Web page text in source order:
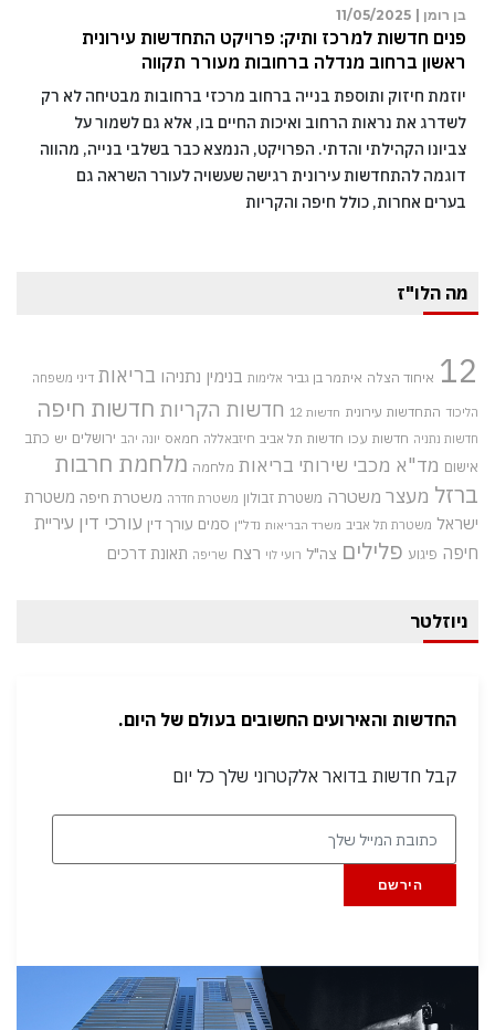
בן רומן | 11/05/2025
פנים חדשות למרכז ותיק: פרויקט התחדשות עירונית
ראשון ברחוב מנדלה ברחובות מעורר תקווה
יוזמת חיזוק ותוספת בנייה ברחוב מרכזי ברחובות מבטיחה לא רק
לשדרג את נראות הרחוב ואיכות החיים בו, אלא גם לשמור על
צביונו הקהילתי והדתי. הפרויקט, הנמצא כבר בשלבי בנייה, מהווה
דוגמה להתחדשות עירונית רגישה שעשויה לעורר השראה גם
בערים אחרות, כולל חיפה והקריות
מה הלו"ז
12 איחוד הצלה איתמר בן גביר אלימות בנימין נתניהו בריאות דיני משפחה
הליכוד התחדשות עירונית חדשות 12 חדשות הקריות חדשות חיפה
חדשות נתניה חדשות עכו חדשות תל אביב חיזבאללה חמאס יונה יהב ירושלים יש כתב
אישום מד"א מכבי שירותי בריאות מלחמה מלחמת חרבות
ברזל מעצר משטרה משטרת זבולון משטרת חדרה משטרת חיפה משטרת
ישראל משטרת תל אביב משרד הבריאות נדל"ן סמים עורך דין עורכי דין עיריית
חיפה פיגוע פלילים צה"ל רועי לוי רצח שריפה תאונת דרכים
ניוזלטר
החדשות והאירועים החשובים בעולם של היום.
קבל חדשות בדואר אלקטרוני שלך כל יום
הירשם